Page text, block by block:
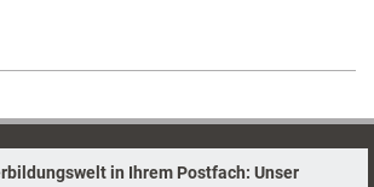
in Ihrem Postfach: Unser